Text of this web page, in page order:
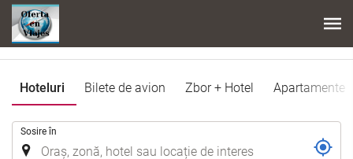
Hoteluri Bilete de avion Zbor + Hotel Apartamente
Sosire în